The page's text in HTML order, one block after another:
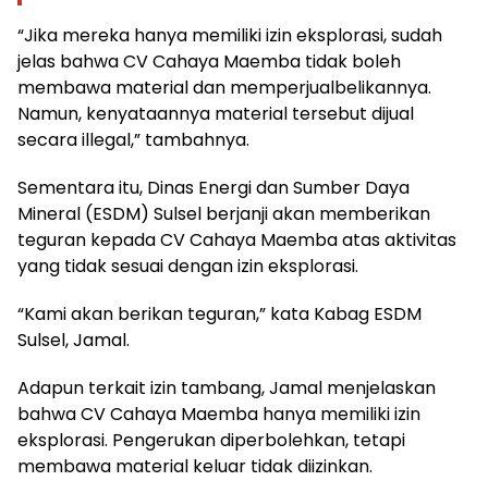
“Jika mereka hanya memiliki izin eksplorasi, sudah
jelas bahwa CV Cahaya Maemba tidak boleh
membawa material dan memperjualbelikannya.
Namun, kenyataannya material tersebut dijual
secara illegal,” tambahnya.
Sementara itu, Dinas Energi dan Sumber Daya
Mineral (ESDM) Sulsel berjanji akan memberikan
teguran kepada CV Cahaya Maemba atas aktivitas
yang tidak sesuai dengan izin eksplorasi.
“Kami akan berikan teguran,” kata Kabag ESDM
Sulsel, Jamal.
Adapun terkait izin tambang, Jamal menjelaskan
bahwa CV Cahaya Maemba hanya memiliki izin
eksplorasi. Pengerukan diperbolehkan, tetapi
membawa material keluar tidak diizinkan.